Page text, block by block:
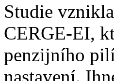
Studie
CERGE-EI,
penzijního
nastavení.